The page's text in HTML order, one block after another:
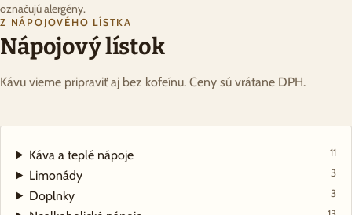
označujú alergény.
Z NÁPOJOVÉHO LÍSTKA
Nápojový lístok
Kávu vieme pripraviť aj bez kofeínu. Ceny sú vrátane DPH.
Káva a teplé nápoje 11
Limonády 3
Doplnky 3